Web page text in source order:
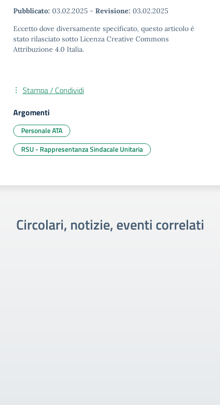
Pubblicato: 03.02.2025 - Revisione: 03.02.2025
Eccetto dove diversamente specificato, questo articolo è
stato rilasciato sotto Licenza Creative Commons
Attribuzione 4.0 Italia.
Stampa / Condividi
Argomenti
Personale ATA
RSU - Rappresentanza Sindacale Unitaria
Circolari, notizie, eventi correlati